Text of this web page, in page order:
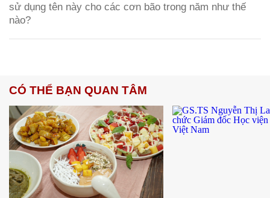
sử dụng tên này cho các cơn bão trong năm như thế
nào?
CÓ THỂ BẠN QUAN TÂM